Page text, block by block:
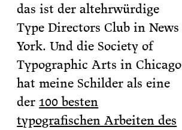
das ist der altehrwürdige
Type Directors Club in News
York. Und die Society of
Typographic Arts in Chicago
hat meine Schilder als eine
der100 besten
typografischen Arbeiten des